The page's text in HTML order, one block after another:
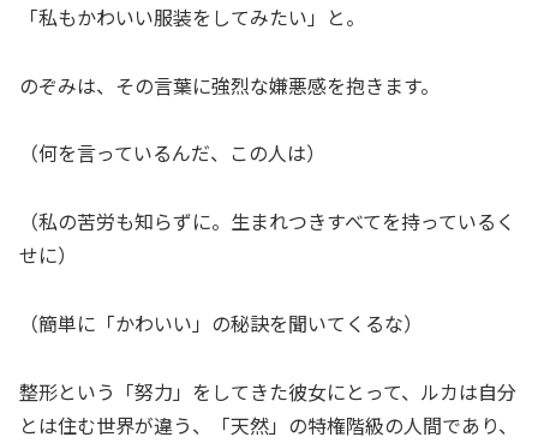
「私もかわいい服装をしてみたい」と。
のぞみは、その言葉に強烈な嫌悪感を抱きます。
（何を言っているんだ、この人は）
（私の苦労も知らずに。生まれつきすべてを持っているく
せに）
（簡単に「かわいい」の秘訣を聞いてくるな）
整形という「努力」をしてきた彼女にとって、ルカは自分
とは住む世界が違う、「天然」の特権階級の人間であり、